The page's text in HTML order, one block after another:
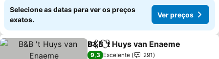
Selecione as datas para ver os preços
exatos.
Ver preços
PartilharAdicionar aos favoritos
B&B 't Huys van Enaeme
9,3 Excelente
291